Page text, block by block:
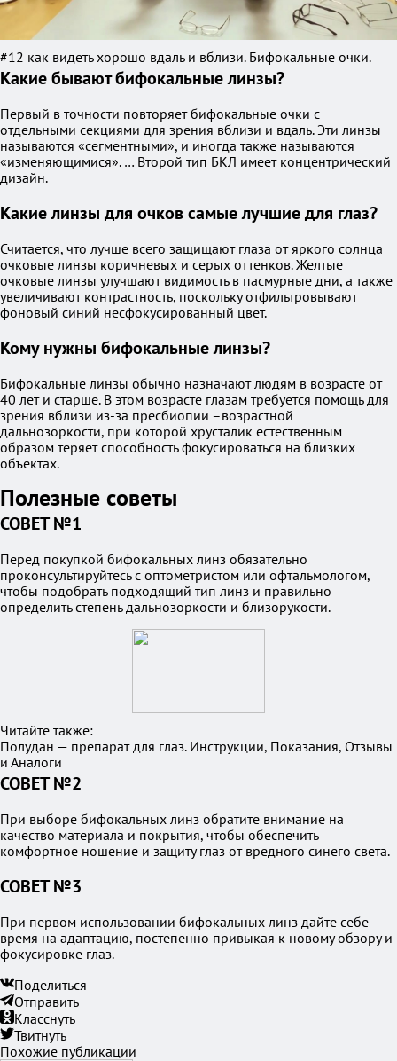
#12 как видеть хорошо вдаль и вблизи. Бифокальные очки.
Какие бывают бифокальные линзы?
Первый в точности повторяет бифокальные очки с
отдельными секциями для зрения вблизи и вдаль. Эти линзы
называются «сегментными», и иногда также называются
«изменяющимися». … Второй тип БКЛ имеет концентрический
дизайн.
Какие линзы для очков самые лучшие для глаз?
Считается, что лучше всего защищают глаза от яркого солнца
очковые линзы коричневых и серых оттенков. Желтые
очковые линзы улучшают видимость в пасмурные дни, а также
увеличивают контрастность, поскольку отфильтровывают
фоновый синий несфокусированный цвет.
Кому нужны бифокальные линзы?
Бифокальные линзы обычно назначают людям в возрасте от
40 лет и старше. В этом возрасте глазам требуется помощь для
зрения вблизи из-за пресбиопии –возрастной
дальнозоркости, при которой хрусталик естественным
образом теряет способность фокусироваться на близких
объектах.
Полезные советы
СОВЕТ №1
Перед покупкой бифокальных линз обязательно
проконсультируйтесь с оптометристом или офтальмологом,
чтобы подобрать подходящий тип линз и правильно
определить степень дальнозоркости и близорукости.
Читайте также:
Полудан — препарат для глаз. Инструкции, Показания, Отзывы
и Аналоги
СОВЕТ №2
При выборе бифокальных линз обратите внимание на
качество материала и покрытия, чтобы обеспечить
комфортное ношение и защиту глаз от вредного синего света.
СОВЕТ №3
При первом использовании бифокальных линз дайте себе
время на адаптацию, постепенно привыкая к новому обзору и
фокусировке глаз.
Поделиться
Отправить
Класснуть
Твитнуть
Похожие публикации